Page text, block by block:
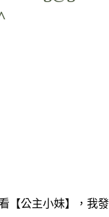
公主小妹】，我